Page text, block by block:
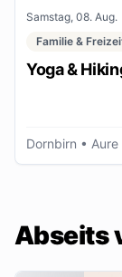
Samstag, 08. Aug.
Familie &
Yoga &
Dornbirn • Aure
Abseits